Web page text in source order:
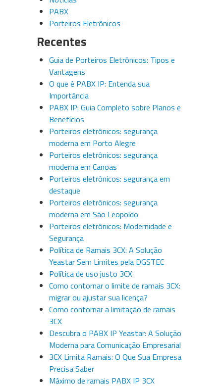
PABX
Porteiros Eletrônicos
Recentes
Guia de Porteiros Eletrônicos: Tipos e
Vantagens
O que é PABX IP: Entenda sua
Importância
PABX IP: Guia Completo sobre Planos e
Benefícios
Porteiros eletrônicos: segurança
moderna em Porto Alegre
Porteiros eletrônicos: segurança
moderna em Canoas
Porteiros eletrônicos: segurança em
destaque
Porteiros eletrônicos: segurança
moderna em São Leopoldo
Porteiros eletrônicos: Modernidade e
Segurança
Política de Ramais 3CX: A Solução
Yeastar Sem Limites pela DGSTEC
Política de uso justo 3CX
Como contornar o limite de ramais 3CX:
migrar ou ajustar sua licença?
Como contornar a limitação de ramais
3CX
Descubra o PABX IP Yeastar: A Solução
Moderna para Comunicação Empresarial
3CX Limita Ramais: O Que Sua Empresa
Precisa Saber
Máximo de ramais PABX IP 3CX